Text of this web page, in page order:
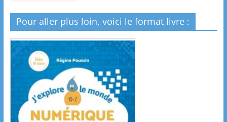
Pour aller plus loin, voici le format livre :